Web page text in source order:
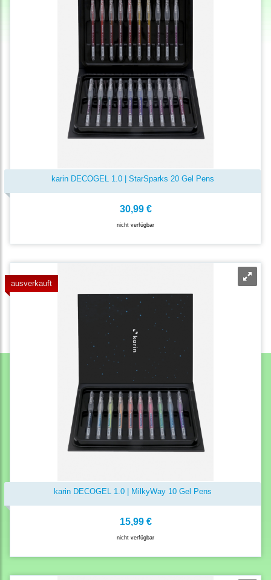
karin DECOGEL 1.0 | StarSparks 20 Gel Pens
30,99 €
nicht verfügbar
ausverkauft
karin DECOGEL 1.0 | MilkyWay 10 Gel Pens
15,99 €
nicht verfügbar